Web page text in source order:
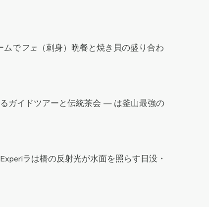
ムでフェ （刺身）晩餐と焼き貝の盛り合わ
ガイドツアーと伝統茶会 — は釜山最強の
ラは橋の反射光が水面を照らす日没・